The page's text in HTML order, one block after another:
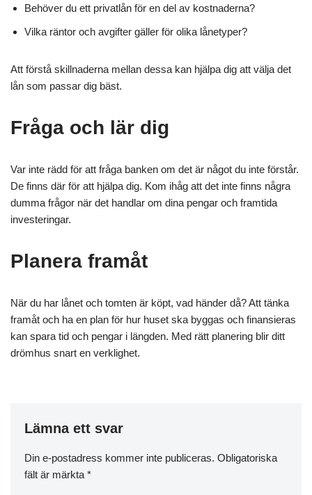
Behöver du ett privatlån för en del av kostnaderna?
Vilka räntor och avgifter gäller för olika lånetyper?
Att förstå skillnaderna mellan dessa kan hjälpa dig att välja det
lån som passar dig bäst.
Fråga och lär dig
Var inte rädd för att fråga banken om det är något du inte förstår.
De finns där för att hjälpa dig. Kom ihåg att det inte finns några
dumma frågor när det handlar om dina pengar och framtida
investeringar.
Planera framåt
När du har lånet och tomten är köpt, vad händer då? Att tänka
framåt och ha en plan för hur huset ska byggas och finansieras
kan spara tid och pengar i längden. Med rätt planering blir ditt
drömhus snart en verklighet.
Lämna ett svar
Din e-postadress kommer inte publiceras. Obligatoriska
fält är märkta *